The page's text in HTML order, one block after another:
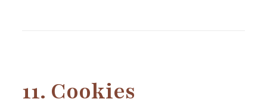
11. Cookies